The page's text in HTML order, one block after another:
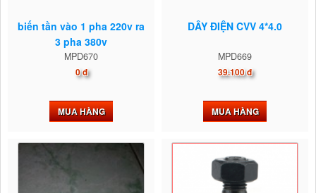
biến tần vào 1 pha 220v ra
3 pha 380v
MPD670
0 đ
MUA HÀNG
DÂY ĐIỆN CVV 4*4.0
MPD669
39.100 đ
MUA HÀNG